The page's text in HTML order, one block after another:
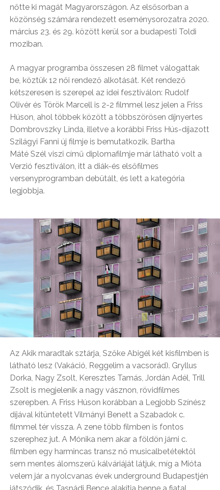
nőtte ki magát Magyarországon. Az elsősorban a
közönség számára rendezett eseménysorozatra 2020.
március 23. és 29. között kerül sor a budapesti Toldi
moziban.
A magyar programba összesen 28 filmet válogattak
be, köztük 12 női rendező alkotását. Két rendező
kétszeresen is szerepel az idei fesztiválon: Rudolf
Olivér és Török Marcell is 2-2 filmmel lesz jelen a Friss
Húson, ahol többek között a többszörösen díjnyertes
Dombrovszky Linda, illetve a korábbi Friss Hús-díjazott
Szilágyi Fanni új filmje is bemutatkozik. Bartha
Máté Szél viszi című diplomafilmje már látható volt a
Verzió fesztiválon, itt a diák-és elsőfilmes
versenyprogramban debütált, és lett a kategória
legjobbja.
Az Akik maradtak sztárja, Szőke Abigél két kisfilmben is
látható lesz (Vakáció, Reggelim a vacsorád). Gryllus
Dorka, Nagy Zsolt, Keresztes Tamás, Jordán Adél, Trill
Zsolt is megjelenik a nagy vásznon, rövidfilmes
szerepben. A Friss Húson korábban a Legjobb Színész
díjával kitüntetett Vilmányi Benett a Szabadok c.
filmmel tér vissza. A zene több filmben is fontos
szerephez jut. A Mónika nem akar a földön járni c.
filmben egy harmincas transz nő musicalbetétektől
sem mentes álomszerű kálváriáját látjuk, míg a Mióta
velem jár a nyolcvanas évek underground Budapestjén